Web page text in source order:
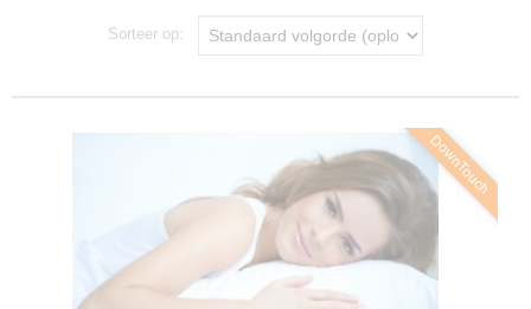
Sorteer op:
DownTouch